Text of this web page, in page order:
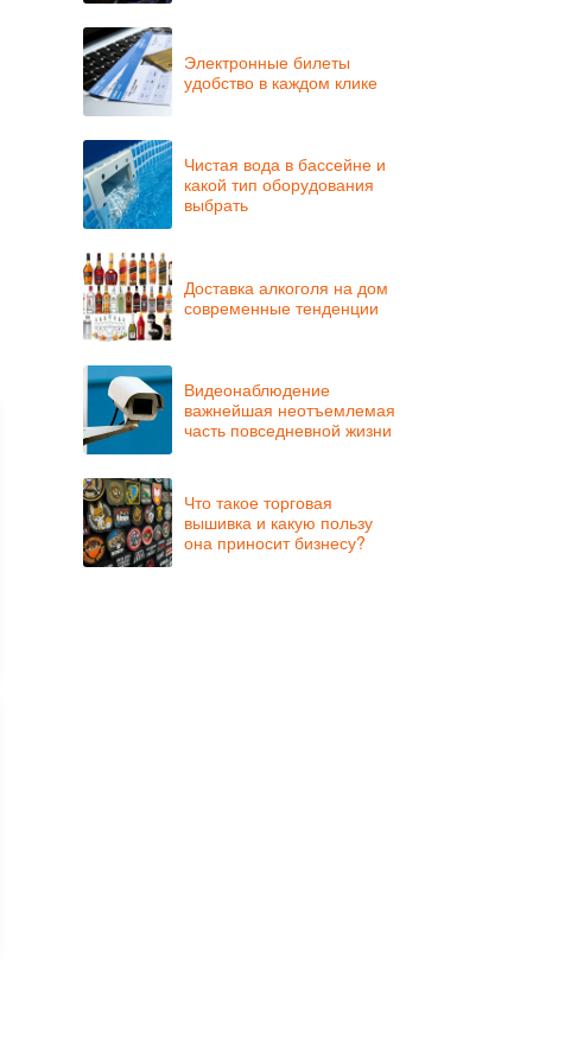
Электронные билеты
удобство в каждом клике
Чистая вода в бассейне и
какой тип оборудования
выбрать
Доставка алкоголя на дом
современные тенденции
Видеонаблюдение
важнейшая неотъемлемая
часть повседневной жизни
Что такое торговая
вышивка и какую пользу
она приносит бизнесу?